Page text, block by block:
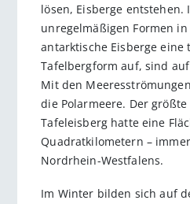
lösen, Eisberge entstehen.
unregelmäßigen Formen
antarktische Eisberge eine
Tafelbergform auf, sind
Mit den
die Polarmeere. Der
Tafeleisberg hatte eine
Quadratkilometern –
Nordrhein-Westfalens.
Im Winter bilden sich auf